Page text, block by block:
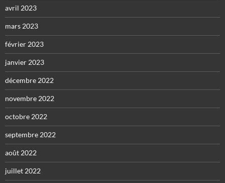
avril 2023
mars 2023
février 2023
janvier 2023
décembre 2022
novembre 2022
octobre 2022
septembre 2022
août 2022
juillet 2022